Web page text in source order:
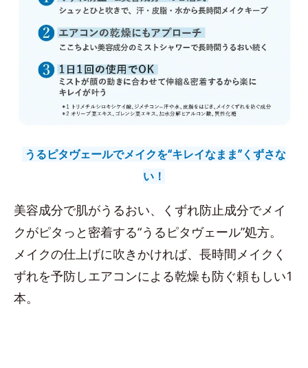
うるピタヴェールでメイクを“キレイなまま”くずさな
い！
美容成分で肌がうるおい、くずれ防止成分でメイ
クがピタっと密着する“うるピタヴェール”処方。
メイクの仕上げに吹きかければ、長時間メイクく
ずれを予防しエアコンによる乾燥も防ぐ頼もしい1
本。